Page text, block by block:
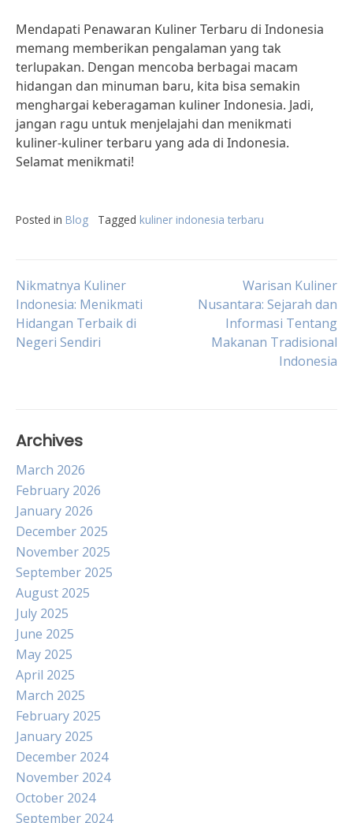
Mendapati Penawaran Kuliner Terbaru di Indonesia
memang memberikan pengalaman yang tak
terlupakan. Dengan mencoba berbagai macam
hidangan dan minuman baru, kita bisa semakin
menghargai keberagaman kuliner Indonesia. Jadi,
jangan ragu untuk menjelajahi dan menikmati
kuliner-kuliner terbaru yang ada di Indonesia.
Selamat menikmati!
Posted in Blog Tagged kuliner indonesia terbaru
Post
navigation
Nikmatnya Kuliner
Indonesia: Menikmati
Hidangan Terbaik di
Negeri Sendiri
Warisan Kuliner
Nusantara: Sejarah dan
Informasi Tentang
Makanan Tradisional
Indonesia
Archives
March 2026
February 2026
January 2026
December 2025
November 2025
September 2025
August 2025
July 2025
June 2025
May 2025
April 2025
March 2025
February 2025
January 2025
December 2024
November 2024
October 2024
September 2024